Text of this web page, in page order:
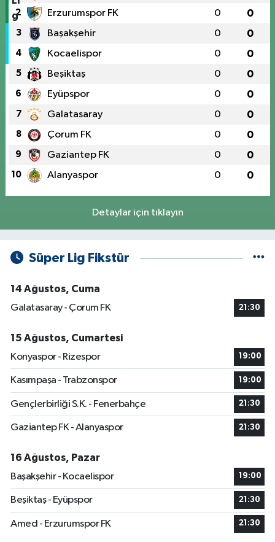
2 Erzurumspor FK 0 0
3 Başakşehir 0 0
4 Kocaelispor 0 0
5 Beşiktaş 0 0
6 Eyüpspor 0 0
7 Galatasaray 0 0
8 Çorum FK 0 0
9 Gaziantep FK 0 0
10 Alanyaspor 0 0
Detaylar için tıklayın
Süper Lig Fikstür
14 Ağustos, Cuma
Galatasaray - Çorum FK
21:30
15 Ağustos, Cumartesi
Konyaspor - Rizespor
19:00
Kasımpaşa - Trabzonspor 19:00
Gençlerbirliği S.K. - Fenerbahçe 21:30
Gaziantep FK - Alanyaspor 21:30
16 Ağustos, Pazar
Başakşehir - Kocaelispor
19:00
Beşiktaş - Eyüpspor 21:30
Amed - Erzurumspor FK 21:30